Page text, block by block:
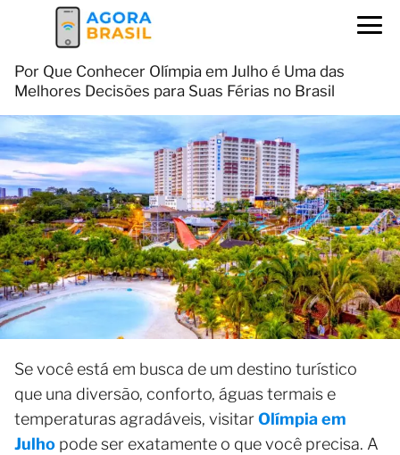
Por Que Conhecer Olímpia em Julho é Uma das
Melhores Decisões para Suas Férias no Brasil
Se você está em busca de um destino turístico
que una diversão, conforto, águas termais e
temperaturas agradáveis, visitarOlímpia em
Julho pode ser exatamente o que você precisa. A